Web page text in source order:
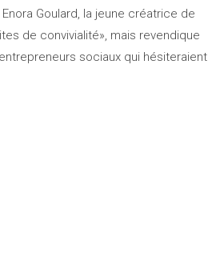
Goulard, la jeune créatrice de
de convivialité», mais revendique
sociaux qui hésiteraient